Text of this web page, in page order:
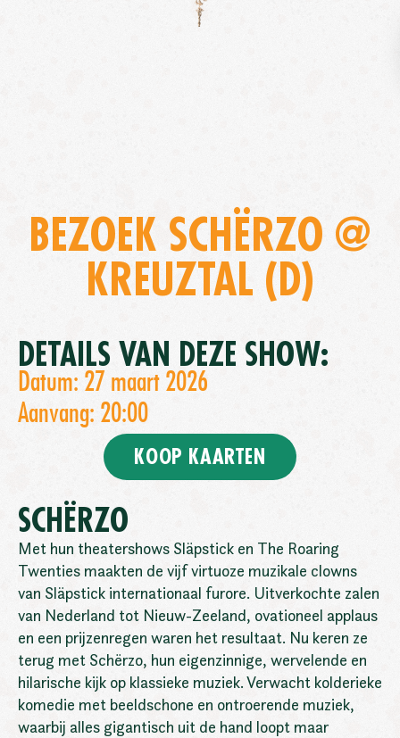
BEZOEK SCHËRZO @
KREUZTAL (D)
DETAILS VAN DEZE SHOW:
Datum: 27 maart 2026
Aanvang: 20:00
KOOP KAARTEN
SCHËRZO
Met hun theatershows Släpstick en The Roaring
Twenties maakten de vijf virtuoze muzikale clowns
van Släpstick internationaal furore. Uitverkochte zalen
van Nederland tot Nieuw-Zeeland, ovationeel applaus
en een prijzenregen waren het resultaat. Nu keren ze
terug met Schërzo, hun eigenzinnige, wervelende en
hilarische kijk op klassieke muziek. Verwacht kolderieke
komedie met beeldschone en ontroerende muziek,
waarbij alles gigantisch uit de hand loopt maar